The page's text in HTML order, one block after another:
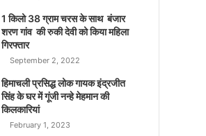
1 किलो 38 ग्राम चरस के साथ बंजार
शरण गांव की रुकी देवी को किया महिला
गिरफ्तार
September 2, 2022
हिमाचली प्रसिद्ध लोक गायक इंद्रजीत
सिंह के घर में गूंजी नन्हे मेहमान की
किलकारियां
February 1, 2023